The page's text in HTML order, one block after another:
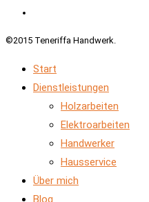
©2015 Teneriffa Handwerk.
Start
Dienstleistungen
Holzarbeiten
Elektroarbeiten
Handwerker
Hausservice
Über mich
Blog